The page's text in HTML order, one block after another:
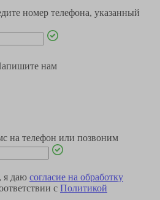
номер телефона, указанный
нам
на телефон или позвоним
я даю согласие на обработку
с Политикой